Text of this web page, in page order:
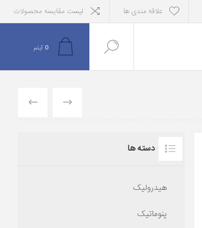
علاقه مندی ها لیست مقایسه محصولات
0 آیتم
بعدی
دسته ها
هیدرولیک
پنوماتیک